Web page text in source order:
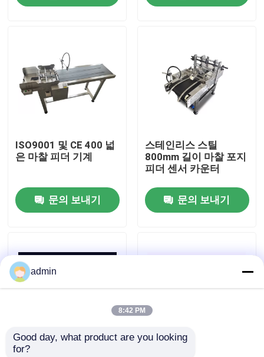
비디오
공장 투어
품질 관리
뉴스
인용 을 요청 하십시오
ISO9001 및 CE 400 넓
은 마찰 피더 기계
문의 보내기
스테인리스 스틸
800mm 길이 마찰 포지
피더 센서 카운터
문의 보내기
리버싱 휠 TIJ 레이저
admin
8:42 PM
Good day, what product are you looking
for?